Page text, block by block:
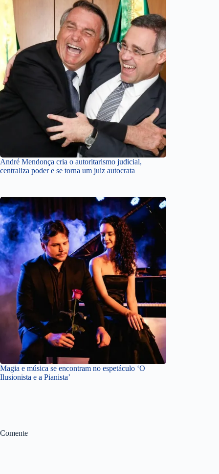
André Mendonça cria o autoritarismo judicial,
centraliza poder e se torna um juiz autocrata
Magia e música se encontram no espetáculo ‘O
Ilusionista e a Pianista’
Comente